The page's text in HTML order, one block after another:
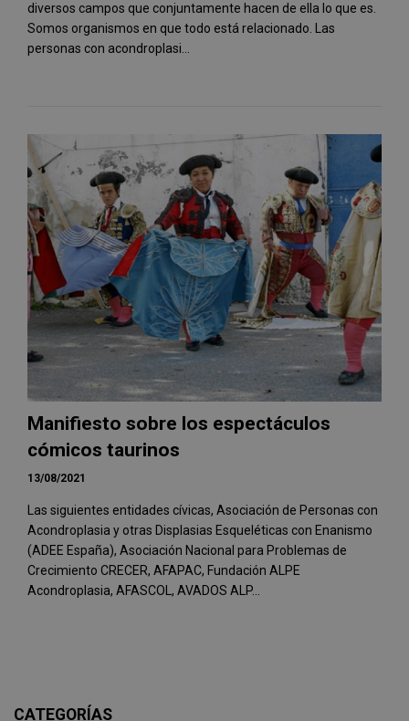
diversos campos que conjuntamente hacen de ella lo que es.
Somos organismos en que todo está relacionado. Las
personas con acondroplasi...
Manifiesto sobre los espectáculos
cómicos taurinos
13/08/2021
Las siguientes entidades cívicas, Asociación de Personas con
Acondroplasia y otras Displasias Esqueléticas con Enanismo
(ADEE España), Asociación Nacional para Problemas de
Crecimiento CRECER, AFAPAC, Fundación ALPE
Acondroplasia, AFASCOL, AVADOS ALP...
CATEGORÍAS